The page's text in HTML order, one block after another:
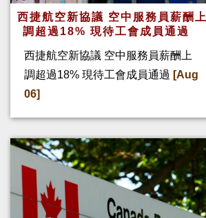
西捷航空新協議 空中服務員薪酬上
調超過18% 現待工會成員通過
西捷航空新協議 空中服務員薪酬上
調超過18% 現待工會成員通過 [Aug
06]